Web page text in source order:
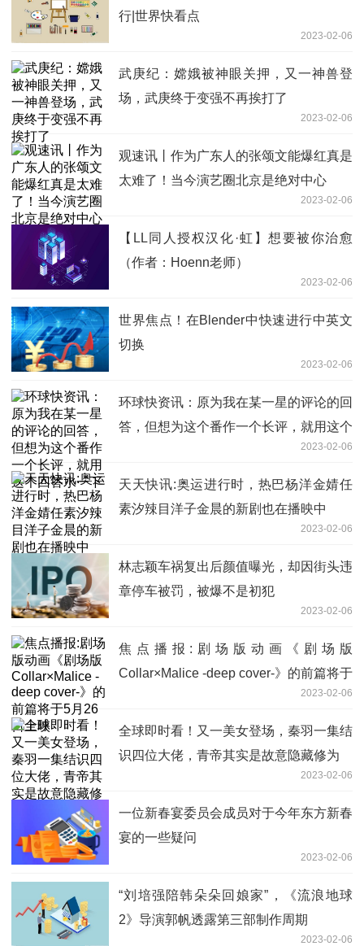
行|世界快看点
2023-02-06
武庚纪：嫦娥被神眼关押，又一神兽登
场，武庚终于变强不再挨打了
2023-02-06
观速讯丨作为广东人的张颂文能爆红真是
太难了！当今演艺圈北京是绝对中心
2023-02-06
【LL同人授权汉化·虹】想要被你治愈
（作者：Hoenn老师）
2023-02-06
世界焦点！在Blender中快速进行中英文
切换
2023-02-06
环球快资讯：原为我在某一星的评论的回
答，但想为这个番作一个长评，就用这个
2023-02-06
天天快讯:奥运进行时，热巴杨洋金婧任
素汐辣目洋子金晨的新剧也在播映中
2023-02-06
林志颖车祸复出后颜值曝光，却因街头违
章停车被罚，被爆不是初犯
2023-02-06
焦点播报:剧场版动画《剧场版
Collar×Malice -deep cover-》的前篇将于
2023-02-06
全球即时看！又一美女登场，秦羽一集结
识四位大佬，青帝其实是故意隐藏修为
2023-02-06
一位新春宴委员会成员对于今年东方新春
宴的一些疑问
2023-02-06
“刘培强陪韩朵朵回娘家”，《流浪地球
2》导演郭帆透露第三部制作周期
2023-02-06